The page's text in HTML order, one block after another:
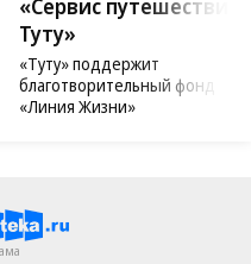
«Сервис путешествий
Туту»
«Туту» поддержит
благотворительный фонд
«Линия Жизни»